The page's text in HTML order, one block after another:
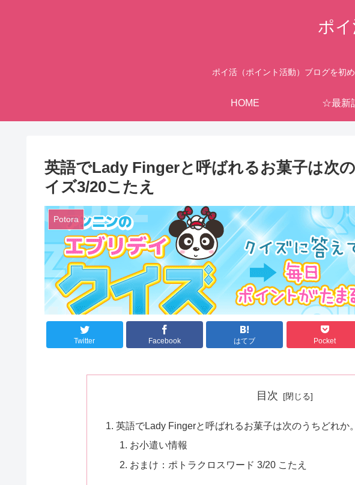
ポ
ポイ活（ポイント活動）ブログを初
HOME ☆最新
英語でLady Fingerと呼ばれるお菓子は次
イズ3/20こたえ
Potora
Twitter Facebook はてブ Pocket
目次
英語でLady Fingerと呼ばれるお菓子は次のうちどれか
お小遣い情報
おまけ：ポトラクロスワード 3/20 こたえ